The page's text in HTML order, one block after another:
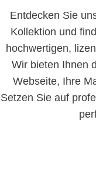
Entdecken Sie
Kollektion und
hochwertigen,
Wir bieten Ihnen
Webseite, Ihre
Setzen Sie auf